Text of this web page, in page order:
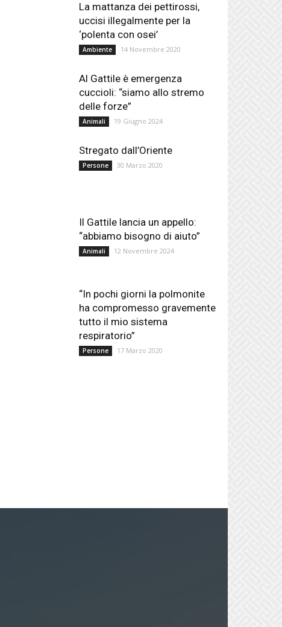
La mattanza dei pettirossi,
uccisi illegalmente per la
‘polenta con osei’
Ambiente 14 Novembre 2020
Al Gattile è emergenza
cuccioli: “siamo allo stremo
delle forze”
Animali 19 Giugno 2024
Stregato dall’Oriente
Persone 30 Marzo 2020
Il Gattile lancia un appello:
“abbiamo bisogno di aiuto”
Animali 12 Novembre 2024
“In pochi giorni la polmonite
ha compromesso gravemente
tutto il mio sistema
respiratorio”
Persone 17 Marzo 2020